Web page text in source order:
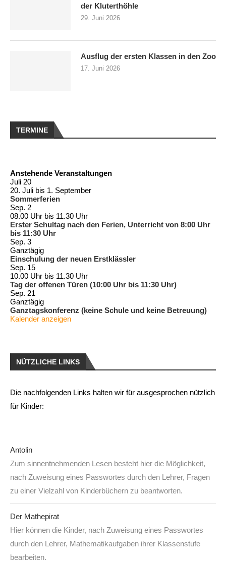
der Kluterthöhle
29. Juni 2026
Ausflug der ersten Klassen in den Zoo
17. Juni 2026
TERMINE
Anstehende Veranstaltungen
Juli 20
20. Juli bis 1. September
Sommerferien
Sep. 2
08.00 Uhr bis 11.30 Uhr
Erster Schultag nach den Ferien, Unterricht von 8:00 Uhr
bis 11:30 Uhr
Sep. 3
Ganztägig
Einschulung der neuen Erstklässler
Sep. 15
10.00 Uhr bis 11.30 Uhr
Tag der offenen Türen (10:00 Uhr bis 11:30 Uhr)
Sep. 21
Ganztägig
Ganztagskonferenz (keine Schule und keine Betreuung)
Kalender anzeigen
NÜTZLICHE LINKS
Die nachfolgenden Links halten wir für ausgesprochen nützlich
für Kinder:
Antolin
Zum sinnentnehmenden Lesen besteht hier die Möglichkeit,
nach Zuweisung eines Passwortes durch den Lehrer, Fragen
zu einer Vielzahl von Kinderbüchern zu beantworten.
Der Mathepirat
Hier können die Kinder, nach Zuweisung eines Passwortes
durch den Lehrer, Mathematikaufgaben ihrer Klassenstufe
bearbeiten.